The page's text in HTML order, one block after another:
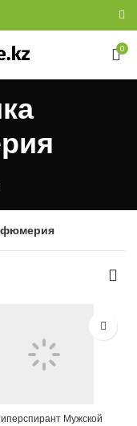
0
Мужской